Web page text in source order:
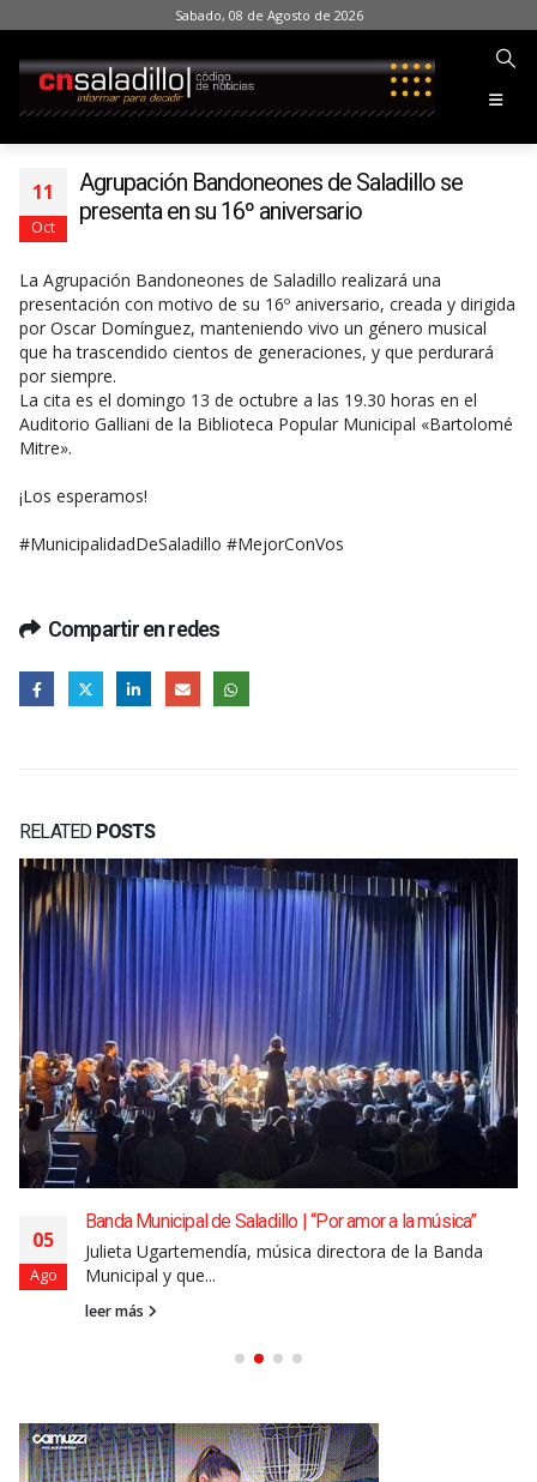
Sabado, 08 de Agosto de 2026
11
Oct
Agrupación Bandoneones de Saladillo se
presenta en su 16º aniversario
La Agrupación Bandoneones de Saladillo realizará una
presentación con motivo de su 16º aniversario, creada y dirigida
por Oscar Domínguez, manteniendo vivo un género musical
que ha trascendido cientos de generaciones, y que perdurará
por siempre.
La cita es el domingo 13 de octubre a las 19.30 horas en el
Auditorio Galliani de la Biblioteca Popular Municipal «Bartolomé
Mitre».
¡Los esperamos!
#MunicipalidadDeSaladillo #MejorConVos
Compartir en redes
RELATED POSTS
05
Ago
Banda Municipal de Saladillo | “Por amor a la música”
Julieta Ugartemendía, música directora de la Banda
Municipal y que...
leer más